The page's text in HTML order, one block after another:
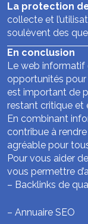
La protection
collecte et
soulèvent des
En conclusion
Le web informatif
opportunités pour
est important de
restant critique et
En combinant
contribue à
agréable pour
Pour vous aider
vous permettre
– Backlinks de
– Annuaire SEO